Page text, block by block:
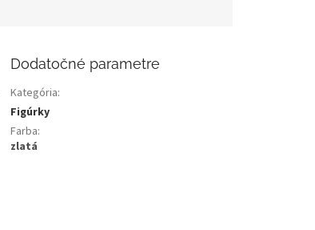
Dodatočné parametre
Kategória:
Figúrky
Farba:
zlatá